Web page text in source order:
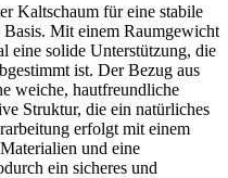
Kaltschaum für eine stabile
Mit einem Raumgewicht
eine solide Unterstützung, die
ist. Der Bezug aus
weiche, hautfreundliche
Struktur, die ein natürliches
erfolgt mit einem
und eine
ein sicheres und